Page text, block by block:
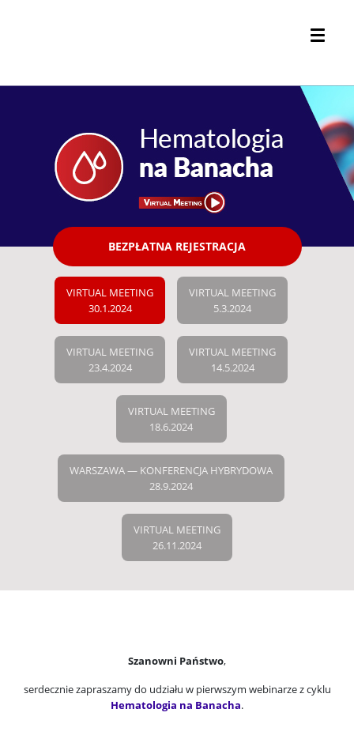
BEZPŁATNA REJESTRACJA
VIRTUAL MEETING
30.1.2024
VIRTUAL MEETING
5.3.2024
VIRTUAL MEETING
23.4.2024
VIRTUAL MEETING
14.5.2024
VIRTUAL MEETING
18.6.2024
WARSZAWA — KONFERENCJA HYBRYDOWA
28.9.2024
VIRTUAL MEETING
26.11.2024
Szanowni Państwo,
serdecznie zapraszamy do udziału w pierwszym webinarze z cyklu
Hematologia na Banacha.